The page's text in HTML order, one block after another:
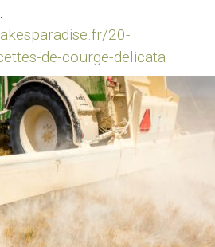
20-
de-courge-delicata